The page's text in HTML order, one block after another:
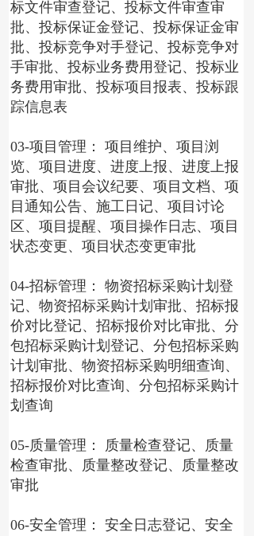
标文件审查登记、投标文件审查审
批、投标保证金登记、投标保证金审
批、投标竞争对手登记、投标竞争对
手审批、投标业务费用登记、投标业
务费用审批、投标项目报表、投标跟
踪信息表
03-项目管理： 项目维护、项目浏
览、项目进度、进度上报、进度上报
审批、项目会议纪要、项目文档、项
目通知公告、施工日记、项目讨论
区、项目提醒、项目操作日志、项目
状态变更、项目状态变更审批
04-招标管理： 物资招标采购计划登
记、物资招标采购计划审批、招标报
价对比登记、招标报价对比审批、分
包招标采购计划登记、分包招标采购
计划审批、物资招标采购明细查询、
招标报价对比查询、分包招标采购计
划查询
05-质量管理： 质量检查登记、质量
检查审批、质量整改登记、质量整改
审批
06-安全管理： 安全日志登记、安全